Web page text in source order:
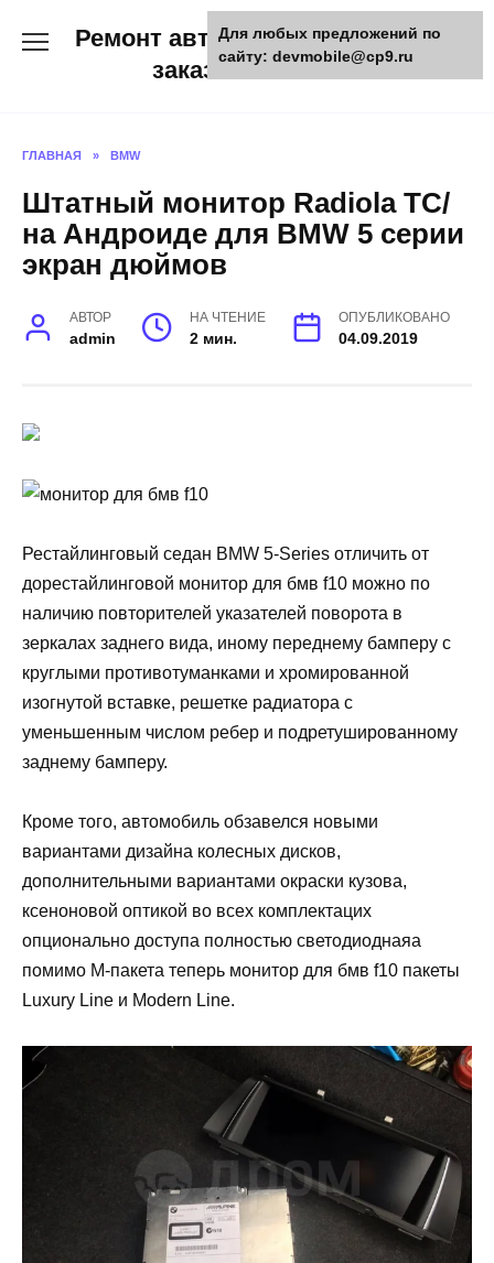
Ремонт авто и мото техники,
заказ запчастей
ГЛАВНАЯ » BMW
Штатный монитор Radiola TC/
на Андроиде для BMW 5 серии
экран дюймов
АВТОР
admin
НА ЧТЕНИЕ
2 мин.
ОПУБЛИКОВАНО
04.09.2019
Рестайлинговый седан BMW 5-Series отличить от
дорестайлинговой монитор для бмв f10 можно по
наличию повторителей указателей поворота в
зеркалах заднего вида, иному переднему бамперу с
круглыми противотуманками и хромированной
изогнутой вставке, решетке радиатора с
уменьшенным числом ребер и подретушированному
заднему бамперу.
Кроме того, автомобиль обзавелся новыми
вариантами дизайна колесных дисков,
дополнительными вариантами окраски кузова,
ксеноновой оптикой во всех комплектацих
опционально доступа полностью светодиоднаяа
помимо M-пакета теперь монитор для бмв f10 пакеты
Luxury Line и Modern Line.
Для любых предложений по
сайту: devmobile@cp9.ru